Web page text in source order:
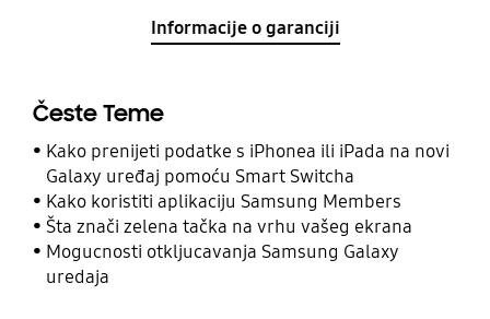
Informacije o garanciji
Česte Teme
Kako prenijeti podatke s iPhonea ili iPada na novi
Galaxy uređaj pomoću Smart Switcha
Kako koristiti aplikaciju Samsung Members
Šta znači zelena tačka na vrhu vašeg ekrana
Mogucnosti otkljucavanja Samsung Galaxy
uredaja